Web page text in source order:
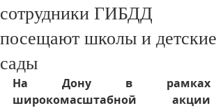
сотрудники ГИБДД
посещают школы и детские
сады
На Дону в рамках
широкомасштабной акции